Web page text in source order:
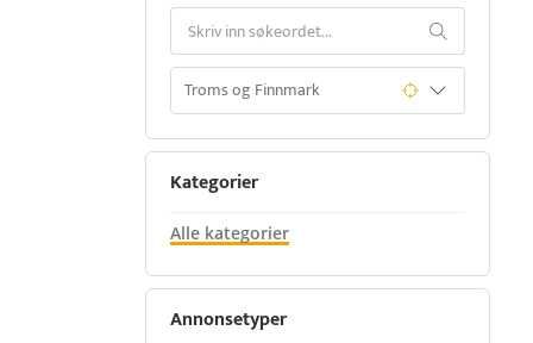
Kategorier
Alle kategorier
Annonsetyper